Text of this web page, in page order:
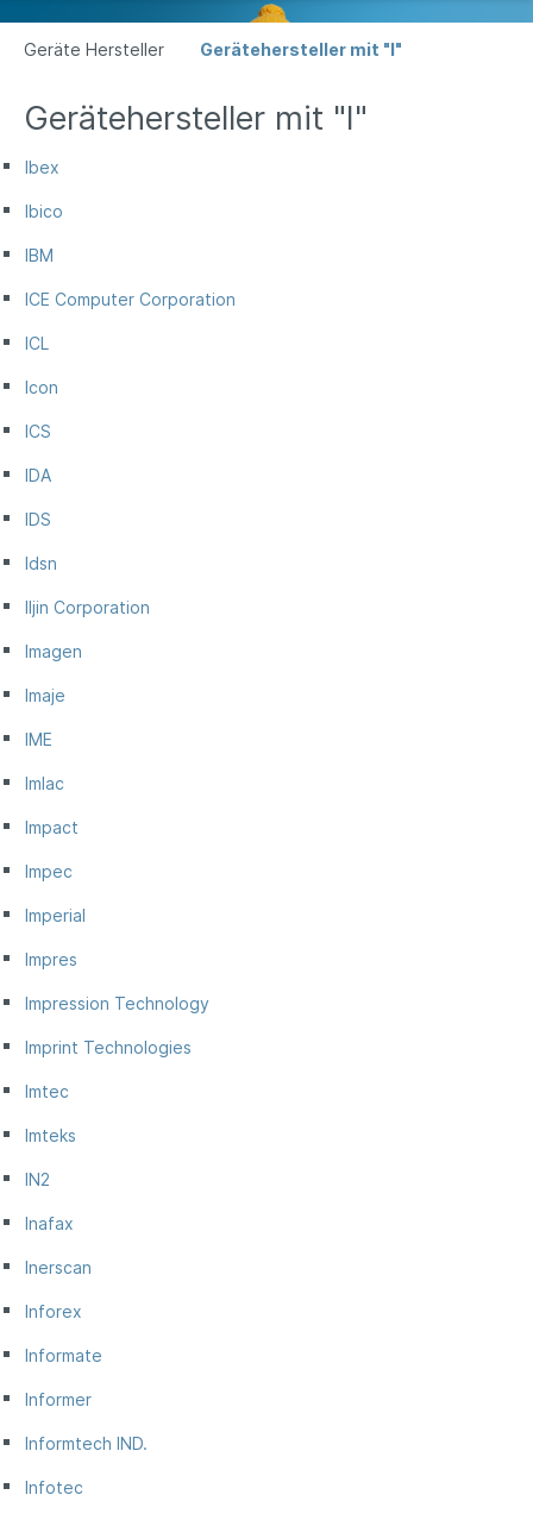
Geräte Hersteller Gerätehersteller mit "I"
Gerätehersteller mit "I"
Ibex
Ibico
IBM
ICE Computer Corporation
ICL
Icon
ICS
IDA
IDS
Idsn
Iljin Corporation
Imagen
Imaje
IME
Imlac
Impact
Impec
Imperial
Impres
Impression Technology
Imprint Technologies
Imtec
Imteks
IN2
Inafax
Inerscan
Inforex
Informate
Informer
Informtech IND.
Infotec